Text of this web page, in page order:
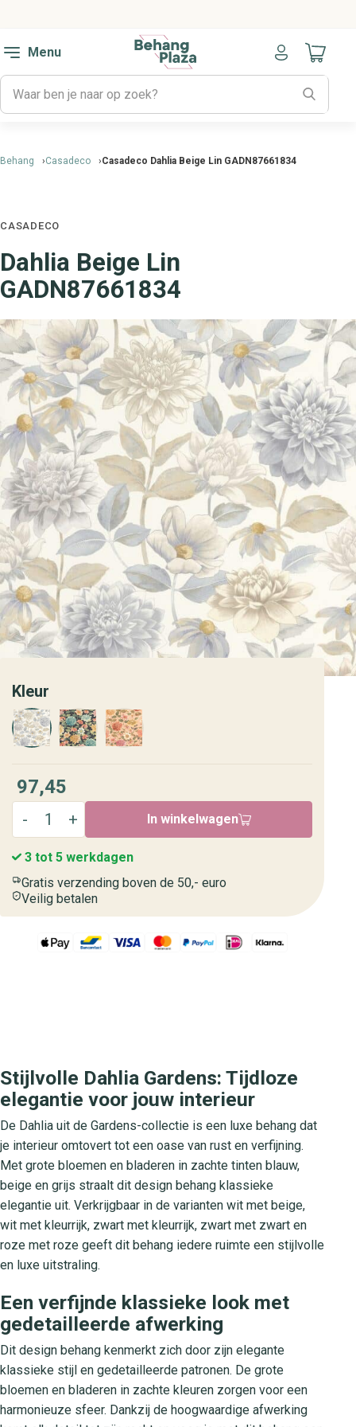
Menu
Naar
Behang Casadeco Casadeco Dahlia Beige Lin GADN87661834
CASADECO
Dahlia Beige Lin
GADN87661834
Kleur
97,45
In winkelwagen
3 tot 5 werkdagen
Gratis verzending boven de 50,- euro
Veilig betalen
Stijlvolle Dahlia Gardens: Tijdloze
elegantie voor jouw interieur
De Dahlia uit de Gardens-collectie is een luxe behang dat
je interieur omtovert tot een oase van rust en verfijning.
Met grote bloemen en bladeren in zachte tinten blauw,
beige en grijs straalt dit design behang klassieke
elegantie uit. Verkrijgbaar in de varianten wit met beige,
wit met kleurrijk, zwart met kleurrijk, zwart met zwart en
roze met roze geeft dit behang iedere ruimte een stijlvolle
en luxe uitstraling.
Een verfijnde klassieke look met
gedetailleerde afwerking
Dit design behang kenmerkt zich door zijn elegante
klassieke stijl en gedetailleerde patronen. De grote
bloemen en bladeren in zachte kleuren zorgen voor een
harmonieuze sfeer. Dankzij de hoogwaardige afwerking